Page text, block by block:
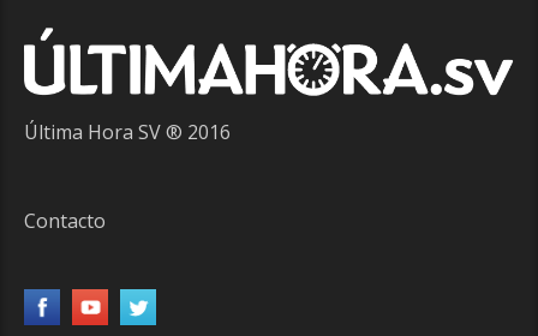
Última Hora SV ® 2016
Contacto